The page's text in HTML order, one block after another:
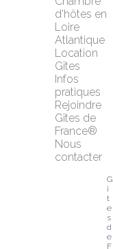
d'hôtes en
Loire
Atlantique
Location
Gîtes
Infos
pratiques
Rejoindre
Gîtes de
France®
Nous
contacter
G
î
t
e
s
d
e
F